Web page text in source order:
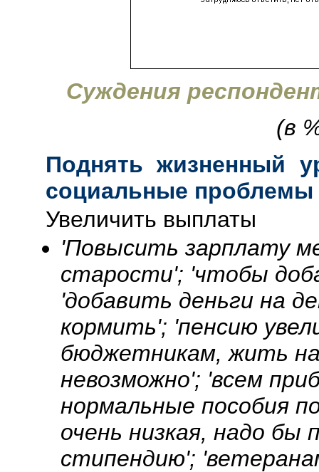
Суждения
(в
Поднять жизненный
социальные проблемы
Увеличить выплаты
'Повысить зарплату
старости'; 'чтобы
'добавить деньги на
кормить'; 'пенсию
бюджетникам, жить
невозможно'; 'всем
нормальные пособия
очень низкая, надо
стипендию';